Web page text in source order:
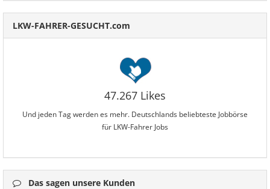
LKW-FAHRER-GESUCHT.com
47.267 Likes
Und jeden Tag werden es mehr. Deutschlands beliebteste Jobbörse
für LKW-Fahrer Jobs
Das sagen unsere Kunden